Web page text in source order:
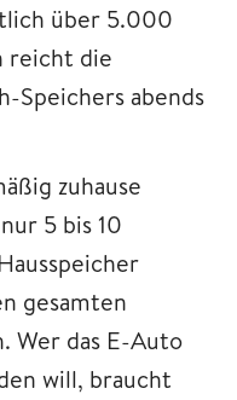
über 5.000
reicht die
Speichers abends
zuhause
5 bis 10
gesamten
Wer das E-Auto
will, braucht